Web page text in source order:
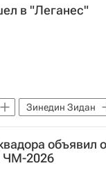
в "Леганес"
Зинедин Зидан
объявил
ЧМ-2026